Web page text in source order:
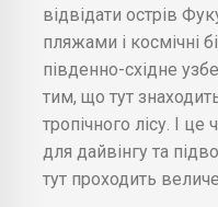
відвідати острів
пляжами і космічні
південно-східне
тим, що тут
тропічного лісу. І
для дайвінгу та
тут проходить